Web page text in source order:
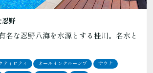
忍野
名な忍野八海を水源とする桂川。名水と
ティビティ オールインクルーシブ サウナ